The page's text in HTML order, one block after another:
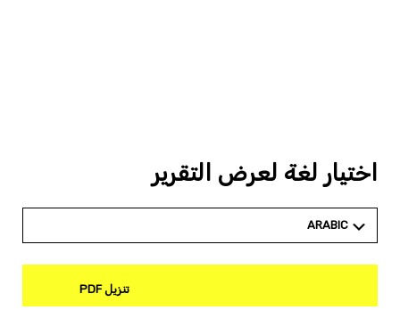
اختيار لغة لعرض التقرير
ARABIC
تنزيل PDF